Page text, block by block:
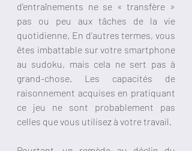
d'entraînements ne se « transfère »
pas ou peu aux tâches de la vie
quotidienne. En d'autres termes, vous
êtes imbattable sur votre smartphone
au sudoku, mais cela ne sert pas à
grand-chose. Les capacités de
raisonnement acquises en pratiquant
ce jeu ne sont probablement pas
celles que vous utilisez à votre travail.